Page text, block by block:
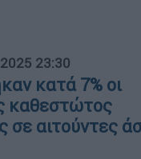
23:30
κατά 7% οι
καθεστώτος
σε αιτούντες